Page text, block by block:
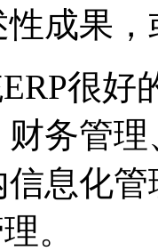
成果
很好
务管
息化
。